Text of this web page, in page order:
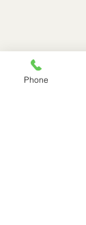
Phone